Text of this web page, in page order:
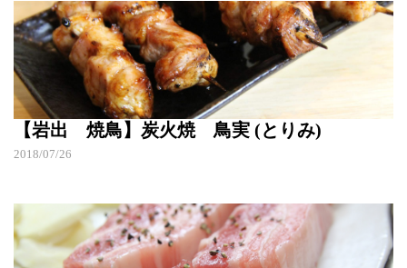
【岩出 焼鳥】炭火焼 鳥実 (とりみ)
2018/07/26